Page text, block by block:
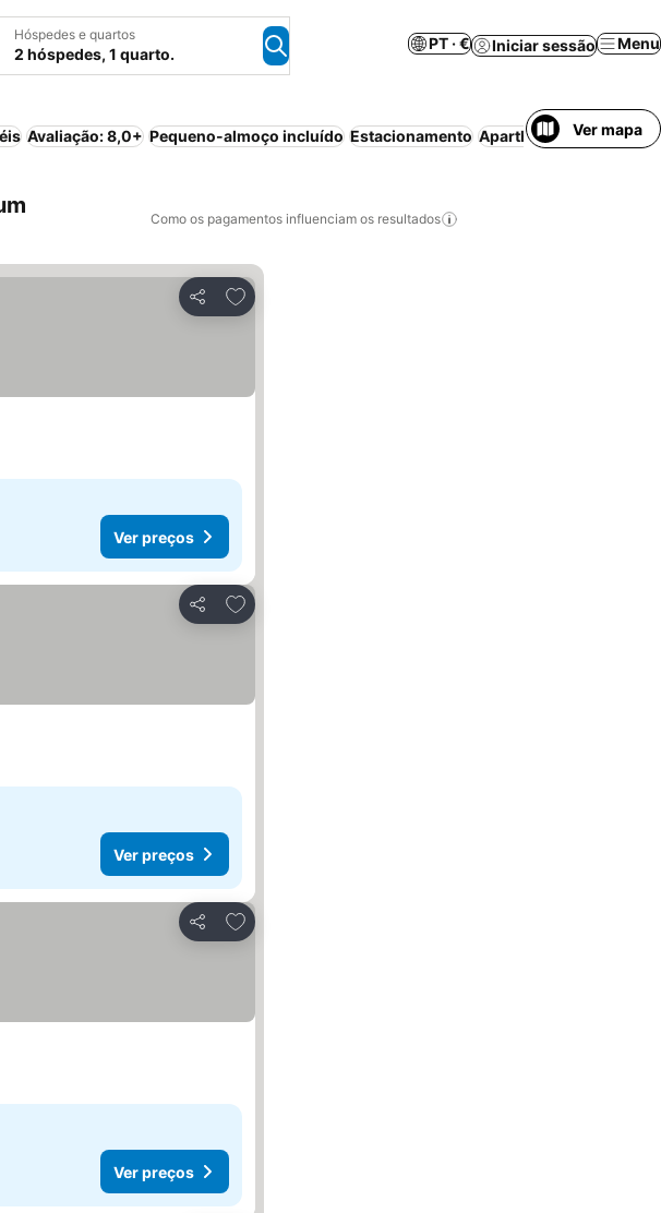
Hóspedes e quartos
2 hóspedes, 1 quarto.
PT · € Iniciar sessão Menu
Avaliação: 8,0+ Pequeno-almoço incluído Estacionamento Aparthotel Wi-fi
Ver mapa
Como os pagamentos influenciam os resultados
Partilhar
Adicionar aos favoritos
Ver preços
Partilhar
Adicionar aos favoritos
Ver preços
Partilhar
Adicionar aos favoritos
Ver preços